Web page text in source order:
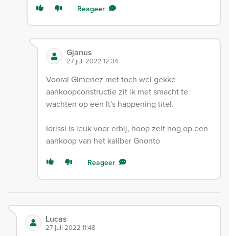
Reageer
Gjanus
27 juli 2022 12:34
Vooral Gimenez met toch wel gekke
aankoopconstructie zit ik met smacht te
wachten op een It's happening titel.
Idrissi is leuk voor erbij, hoop zelf nog op een
aankoop van het kaliber Gnonto
Reageer
Lucas
27 juli 2022 11:48